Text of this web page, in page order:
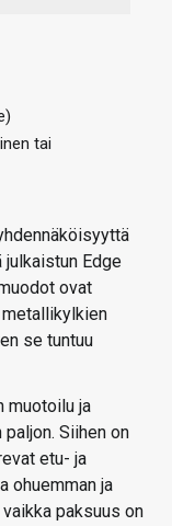
tai
Edge
ovat
se tuntuu
muotoilu ja
Siihen on
etu- ja
ohuemman ja
paksuus on